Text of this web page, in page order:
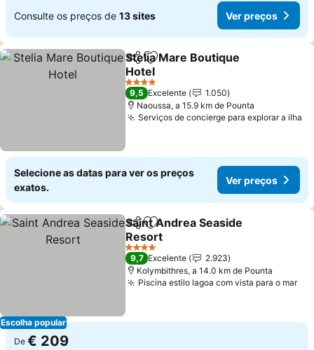
Consulte os preços de 13 sites Ver preços
PartilharAdicionar aos favoritos
Stelia Mare Boutique
Hotel
Ver preços
4 Estrelas
9,5 Excelente
1.050
Naoussa, a 15.9 km de Pounta
Serviços de concierge para explorar a ilha
Selecione as datas para ver os preços
exatos.
Ver preços
Escolha popular
PartilharAdicionar aos favoritos
Saint Andrea Seaside
Resort
Ver preços
4 Estrelas
9,7 Excelente
2.923
Kolymbithres, a 14.0 km de Pounta
Piscina estilo lagoa com vista para o mar
De € 209